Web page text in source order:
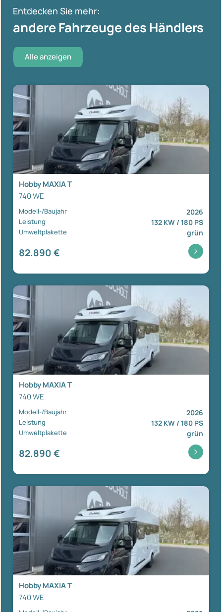
Entdecken Sie mehr:
andere Fahrzeuge des Händlers
Alle anzeigen
Hobby MAXIA T
740 WE
Modell-/Baujahr 2026
Leistung 132 KW / 180 PS
Umweltplakette grün
82.890 €
Hobby MAXIA T
740 WE
Modell-/Baujahr 2026
Leistung 132 KW / 180 PS
Umweltplakette grün
82.890 €
Hobby MAXIA T
740 WE